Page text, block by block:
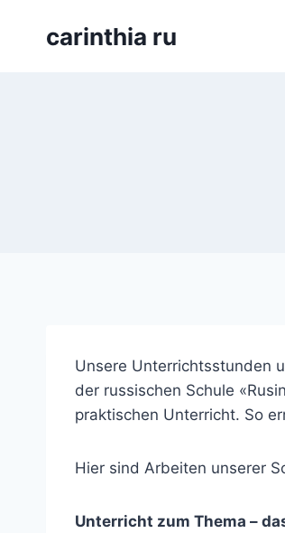
carinthia ru
Unsere Unterrichtsstunden
der russischen Schule
praktischen Unterricht. So
Hier sind Arbeiten unserer
Unterricht zum Thema –